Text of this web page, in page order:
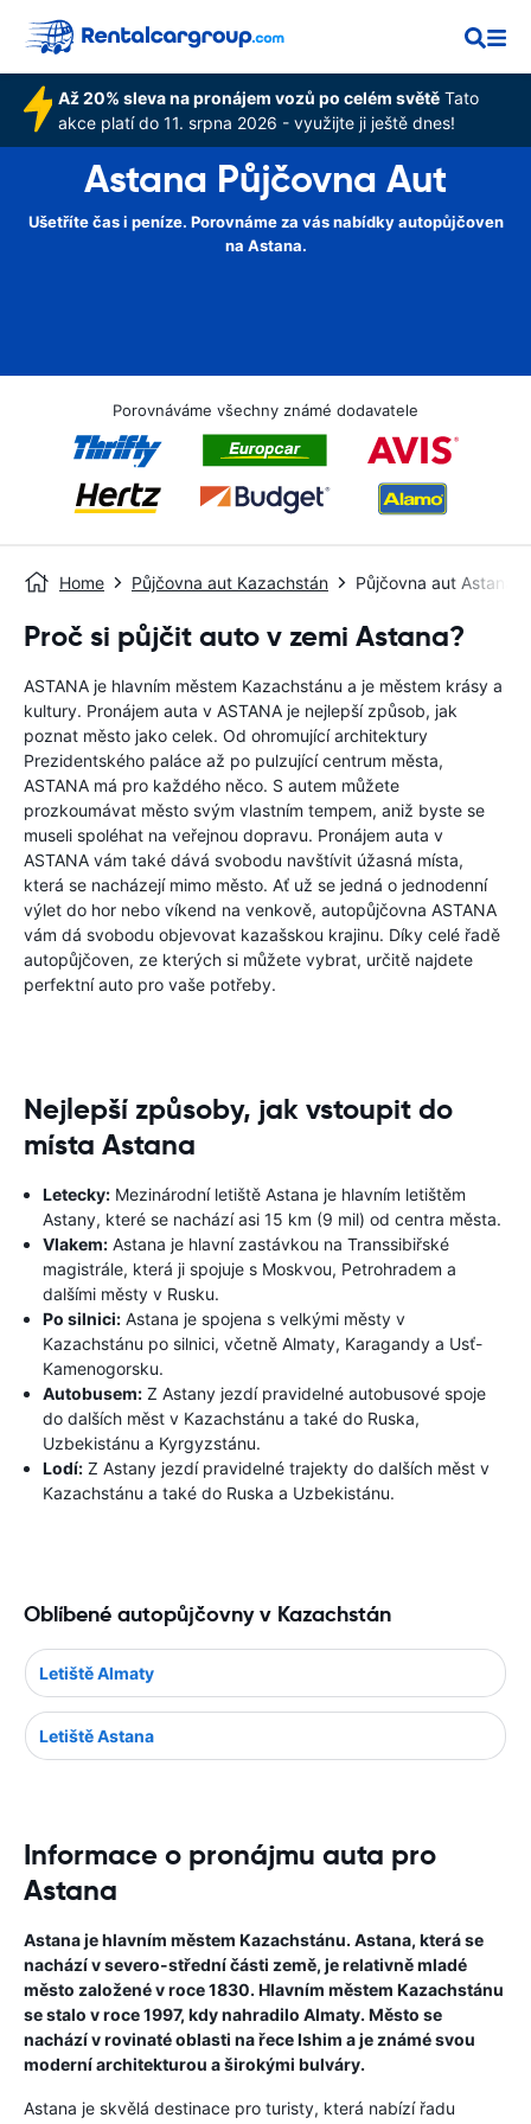
Až 20% sleva na pronájem vozů po celém světě Tato
akce platí do 11. srpna 2026 - využijte ji ještě dnes!
Astana Půjčovna Aut
Ušetříte čas i peníze. Porovnáme za vás nabídky autopůjčoven
na Astana.
Porovnáváme všechny známé dodavatele
Home Půjčovna aut Kazachstán Půjčovna aut Astana
Proč si půjčit auto v zemi Astana?
ASTANA je hlavním městem Kazachstánu a je městem krásy a
kultury. Pronájem auta v ASTANA je nejlepší způsob, jak
poznat město jako celek. Od ohromující architektury
Prezidentského paláce až po pulzující centrum města,
ASTANA má pro každého něco. S autem můžete
prozkoumávat město svým vlastním tempem, aniž byste se
museli spoléhat na veřejnou dopravu. Pronájem auta v
ASTANA vám také dává svobodu navštívit úžasná místa,
která se nacházejí mimo město. Ať už se jedná o jednodenní
výlet do hor nebo víkend na venkově, autopůjčovna ASTANA
vám dá svobodu objevovat kazašskou krajinu. Díky celé řadě
autopůjčoven, ze kterých si můžete vybrat, určitě najdete
perfektní auto pro vaše potřeby.
Nejlepší způsoby, jak vstoupit do
místa Astana
Letecky: Mezinárodní letiště Astana je hlavním letištěm
Astany, které se nachází asi 15 km (9 mil) od centra města.
Vlakem: Astana je hlavní zastávkou na Transsibiřské
magistrále, která ji spojuje s Moskvou, Petrohradem a
dalšími městy v Rusku.
Po silnici: Astana je spojena s velkými městy v
Kazachstánu po silnici, včetně Almaty, Karagandy a Usť-
Kamenogorsku.
Autobusem: Z Astany jezdí pravidelné autobusové spoje
do dalších měst v Kazachstánu a také do Ruska,
Uzbekistánu a Kyrgyzstánu.
Lodí: Z Astany jezdí pravidelné trajekty do dalších měst v
Kazachstánu a také do Ruska a Uzbekistánu.
Oblíbené autopůjčovny v Kazachstán
Letiště Almaty
Letiště Astana
Informace o pronájmu auta pro
Astana
Astana je hlavním městem Kazachstánu. Astana, která se
nachází v severo-střední části země, je relativně mladé
město založené v roce 1830. Hlavním městem Kazachstánu
se stalo v roce 1997, kdy nahradilo Almaty. Město se
nachází v rovinaté oblasti na řece Ishim a je známé svou
moderní architekturou a širokými bulváry.
Astana je skvělá destinace pro turisty, která nabízí řadu